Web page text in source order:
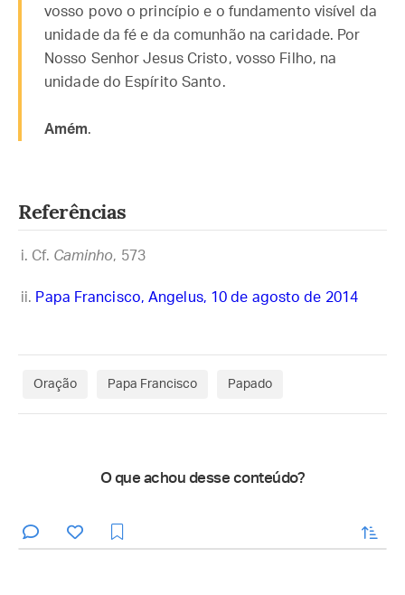
vosso povo o princípio e o fundamento visível da
unidade da fé e da comunhão na caridade. Por
Nosso Senhor Jesus Cristo, vosso Filho, na
unidade do Espírito Santo.
Amém.
Referências
Cf. Caminho, 573
Papa Francisco, Angelus, 10 de agosto de 2014
Oração Papa Francisco Papado
O que achou desse conteúdo?
enviar